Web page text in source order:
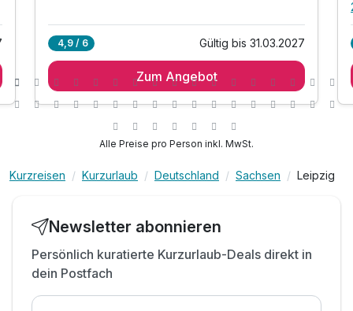
4,9 / 6 Gültig bis 31.03.2027
Zum Angebot
Alle Preise pro Person inkl. MwSt.
Kurzreisen Kurzurlaub Deutschland Sachsen Leipzig
Newsletter abonnieren
Persönlich kuratierte Kurzurlaub-Deals direkt in
dein Postfach